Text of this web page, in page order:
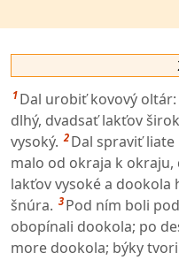
1 Dal urobiť kovový
dlhý, dvadsať lakťov
vysoký. 2 Dal spraviť
malo od okraja k
lakťov vysoké a
šnúra. 3 Pod ním boli
obopínali dookola; po
more dookola; býky